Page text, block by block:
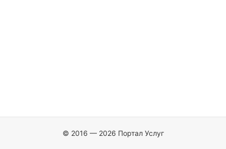
© 2016 — 2026 Портал Услуг